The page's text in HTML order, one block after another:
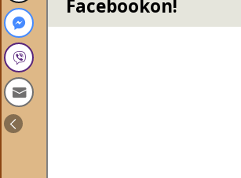
Facebookon!